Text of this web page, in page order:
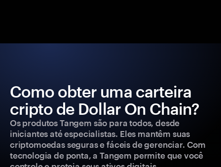
Como obter uma carteira
cripto de Dollar On Chain?
Os produtos Tangem são para todos, desde
iniciantes até especialistas. Eles mantêm suas
criptomoedas seguras e fáceis de gerenciar. Com
tecnologia de ponta, a Tangem permite que você